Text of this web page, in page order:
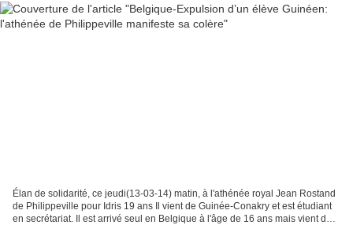
Élan de solidarité, ce jeudi(13-03-14) matin, à l'athénée royal Jean Rostand
de Philippeville pour Idris 19 ans Il vient de Guinée-Conakry et est étudiant
en secrétariat. Il est arrivé seul en Belgique à l'âge de 16 ans mais vient de